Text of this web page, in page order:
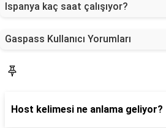
Ispanya kaç saat çalışıyor?
Gaspass Kullanıcı Yorumları
Host kelimesi ne anlama geliyor?